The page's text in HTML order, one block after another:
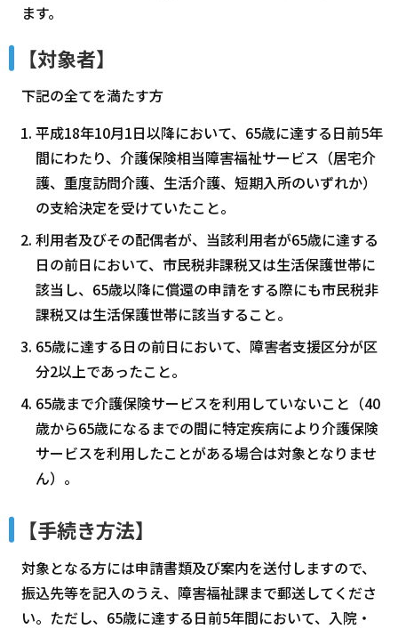
ます。
【対象者】
下記の全てを満たす方
平成18年10月1日以降において、65歳に達する日前5年
間にわたり、介護保険相当障害福祉サービス（居宅介
護、重度訪問介護、生活介護、短期入所のいずれか）
の支給決定を受けていたこと。
利用者及びその配偶者が、当該利用者が65歳に達する
日の前日において、市民税非課税又は生活保護世帯に
該当し、65歳以降に償還の申請をする際にも市民税非
課税又は生活保護世帯に該当すること。
65歳に達する日の前日において、障害者支援区分が区
分2以上であったこと。
65歳まで介護保険サービスを利用していないこと（40
歳から65歳になるまでの間に特定疾病により介護保険
サービスを利用したことがある場合は対象となりませ
ん）。
【手続き方法】
対象となる方には申請書類及び案内を送付しますので、
振込先等を記入のうえ、障害福祉課まで郵送してくださ
い。ただし、65歳に達する日前5年間において、入院・